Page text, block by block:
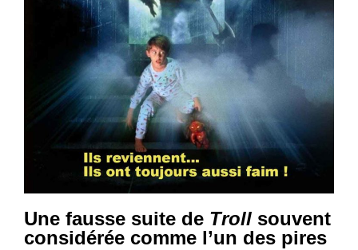
Une fausse suite de Troll souvent
considérée comme l’un des pires